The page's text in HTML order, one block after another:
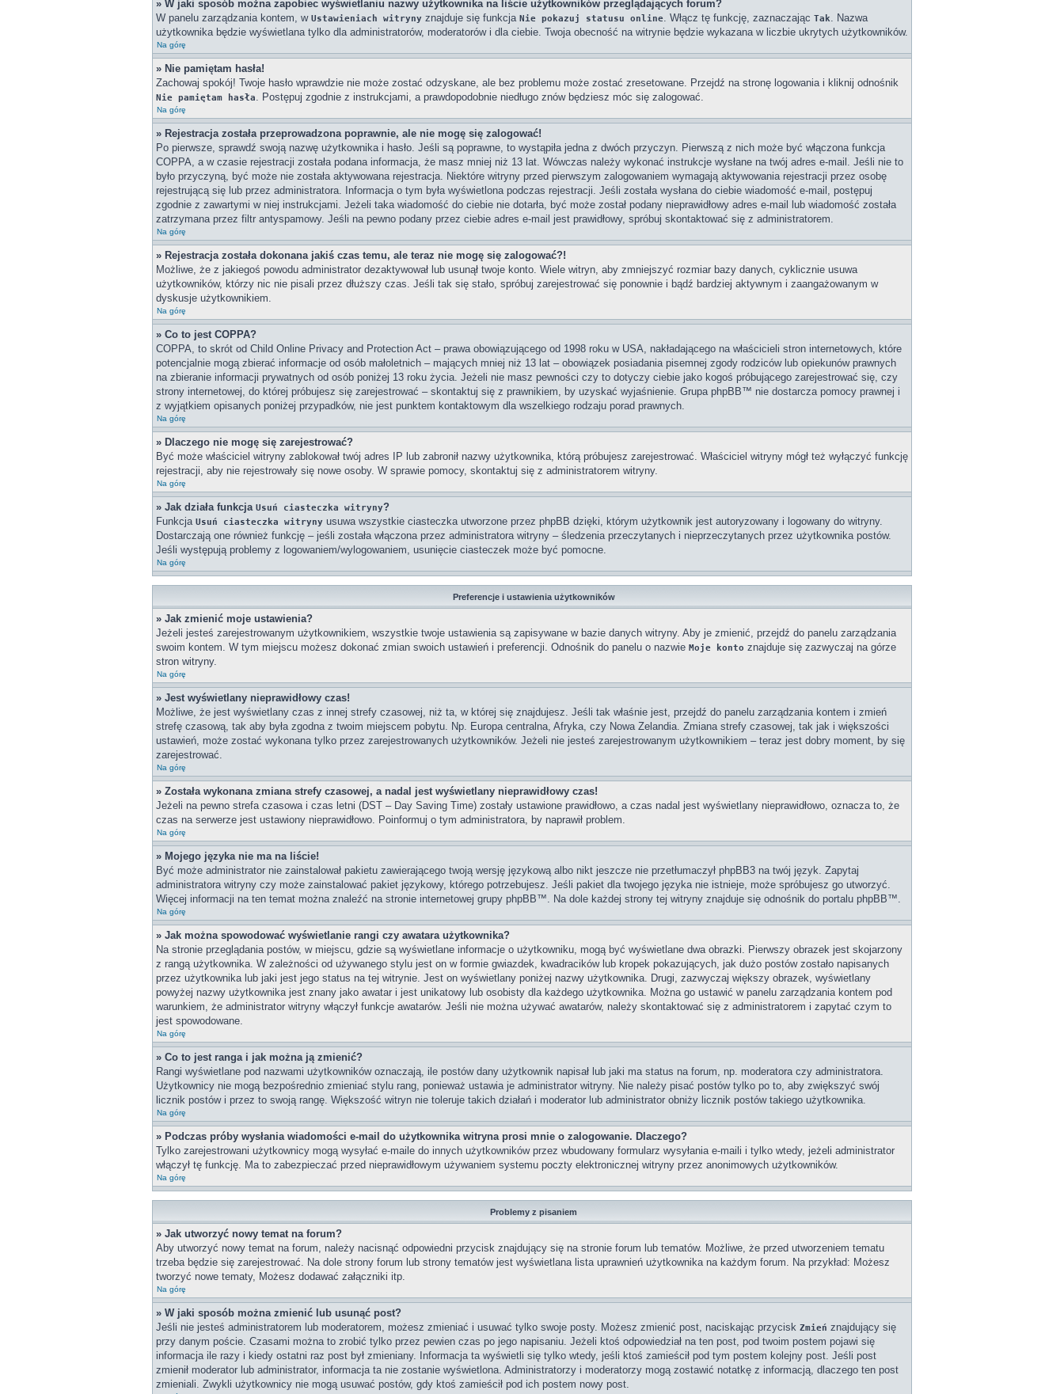
» W jaki sposób można zapobiec wyświetlaniu nazwy użytkownika na liście użytkowników przeglądających forum?
W panelu zarządzania kontem, w Ustawieniach witryny znajduje się funkcja Nie pokazuj statusu online. Włącz tę funkcję, zaznaczając Tak. Nazwa
użytkownika będzie wyświetlana tylko dla administratorów, moderatorów i dla ciebie. Twoja obecność na witrynie będzie wykazana w liczbie ukrytych użytkowników.
Na górę
» Nie pamiętam hasła!
Zachowaj spokój! Twoje hasło wprawdzie nie może zostać odzyskane, ale bez problemu może zostać zresetowane. Przejdź na stronę logowania i kliknij odnośnik
Nie pamiętam hasła. Postępuj zgodnie z instrukcjami, a prawdopodobnie niedługo znów będziesz móc się zalogować.
Na górę
» Rejestracja została przeprowadzona poprawnie, ale nie mogę się zalogować!
Po pierwsze, sprawdź swoją nazwę użytkownika i hasło. Jeśli są poprawne, to wystąpiła jedna z dwóch przyczyn. Pierwszą z nich może być włączona funkcja
COPPA, a w czasie rejestracji została podana informacja, że masz mniej niż 13 lat. Wówczas należy wykonać instrukcje wysłane na twój adres e-mail. Jeśli nie to
było przyczyną, być może nie została aktywowana rejestracja. Niektóre witryny przed pierwszym zalogowaniem wymagają aktywowania rejestracji przez osobę
rejestrującą się lub przez administratora. Informacja o tym była wyświetlona podczas rejestracji. Jeśli została wysłana do ciebie wiadomość e-mail, postępuj
zgodnie z zawartymi w niej instrukcjami. Jeżeli taka wiadomość do ciebie nie dotarła, być może został podany nieprawidłowy adres e-mail lub wiadomość została
zatrzymana przez filtr antyspamowy. Jeśli na pewno podany przez ciebie adres e-mail jest prawidłowy, spróbuj skontaktować się z administratorem.
Na górę
» Rejestracja została dokonana jakiś czas temu, ale teraz nie mogę się zalogować?!
Możliwe, że z jakiegoś powodu administrator dezaktywował lub usunął twoje konto. Wiele witryn, aby zmniejszyć rozmiar bazy danych, cyklicznie usuwa
użytkowników, którzy nic nie pisali przez dłuższy czas. Jeśli tak się stało, spróbuj zarejestrować się ponownie i bądź bardziej aktywnym i zaangażowanym w
dyskusje użytkownikiem.
Na górę
» Co to jest COPPA?
COPPA, to skrót od Child Online Privacy and Protection Act – prawa obowiązującego od 1998 roku w USA, nakładającego na właścicieli stron internetowych, które
potencjalnie mogą zbierać informacje od osób małoletnich – mających mniej niż 13 lat – obowiązek posiadania pisemnej zgody rodziców lub opiekunów prawnych
na zbieranie informacji prywatnych od osób poniżej 13 roku życia. Jeżeli nie masz pewności czy to dotyczy ciebie jako kogoś próbującego zarejestrować się, czy
strony internetowej, do której próbujesz się zarejestrować – skontaktuj się z prawnikiem, by uzyskać wyjaśnienie. Grupa phpBB™ nie dostarcza pomocy prawnej i
z wyjątkiem opisanych poniżej przypadków, nie jest punktem kontaktowym dla wszelkiego rodzaju porad prawnych.
Na górę
» Dlaczego nie mogę się zarejestrować?
Być może właściciel witryny zablokował twój adres IP lub zabronił nazwy użytkownika, którą próbujesz zarejestrować. Właściciel witryny mógł też wyłączyć funkcję
rejestracji, aby nie rejestrowały się nowe osoby. W sprawie pomocy, skontaktuj się z administratorem witryny.
Na górę
» Jak działa funkcja Usuń ciasteczka witryny?
Funkcja Usuń ciasteczka witryny usuwa wszystkie ciasteczka utworzone przez phpBB dzięki, którym użytkownik jest autoryzowany i logowany do witryny.
Dostarczają one również funkcję – jeśli została włączona przez administratora witryny – śledzenia przeczytanych i nieprzeczytanych przez użytkownika postów.
Jeśli występują problemy z logowaniem/wylogowaniem, usunięcie ciasteczek może być pomocne.
Na górę
Preferencje i ustawienia użytkowników
» Jak zmienić moje ustawienia?
Jeżeli jesteś zarejestrowanym użytkownikiem, wszystkie twoje ustawienia są zapisywane w bazie danych witryny. Aby je zmienić, przejdź do panelu zarządzania
swoim kontem. W tym miejscu możesz dokonać zmian swoich ustawień i preferencji. Odnośnik do panelu o nazwie Moje konto znajduje się zazwyczaj na górze
stron witryny.
Na górę
» Jest wyświetlany nieprawidłowy czas!
Możliwe, że jest wyświetlany czas z innej strefy czasowej, niż ta, w której się znajdujesz. Jeśli tak właśnie jest, przejdź do panelu zarządzania kontem i zmień
strefę czasową, tak aby była zgodna z twoim miejscem pobytu. Np. Europa centralna, Afryka, czy Nowa Zelandia. Zmiana strefy czasowej, tak jak i większości
ustawień, może zostać wykonana tylko przez zarejestrowanych użytkowników. Jeżeli nie jesteś zarejestrowanym użytkownikiem – teraz jest dobry moment, by się
zarejestrować.
Na górę
» Została wykonana zmiana strefy czasowej, a nadal jest wyświetlany nieprawidłowy czas!
Jeżeli na pewno strefa czasowa i czas letni (DST – Day Saving Time) zostały ustawione prawidłowo, a czas nadal jest wyświetlany nieprawidłowo, oznacza to, że
czas na serwerze jest ustawiony nieprawidłowo. Poinformuj o tym administratora, by naprawił problem.
Na górę
» Mojego języka nie ma na liście!
Być może administrator nie zainstalował pakietu zawierającego twoją wersję językową albo nikt jeszcze nie przetłumaczył phpBB3 na twój język. Zapytaj
administratora witryny czy może zainstalować pakiet językowy, którego potrzebujesz. Jeśli pakiet dla twojego języka nie istnieje, może spróbujesz go utworzyć.
Więcej informacji na ten temat można znaleźć na stronie internetowej grupy phpBB™. Na dole każdej strony tej witryny znajduje się odnośnik do portalu phpBB™.
Na górę
» Jak można spowodować wyświetlanie rangi czy awatara użytkownika?
Na stronie przeglądania postów, w miejscu, gdzie są wyświetlane informacje o użytkowniku, mogą być wyświetlane dwa obrazki. Pierwszy obrazek jest skojarzony
z rangą użytkownika. W zależności od używanego stylu jest on w formie gwiazdek, kwadracików lub kropek pokazujących, jak dużo postów zostało napisanych
przez użytkownika lub jaki jest jego status na tej witrynie. Jest on wyświetlany poniżej nazwy użytkownika. Drugi, zazwyczaj większy obrazek, wyświetlany
powyżej nazwy użytkownika jest znany jako awatar i jest unikatowy lub osobisty dla każdego użytkownika. Można go ustawić w panelu zarządzania kontem pod
warunkiem, że administrator witryny włączył funkcje awatarów. Jeśli nie można używać awatarów, należy skontaktować się z administratorem i zapytać czym to
jest spowodowane.
Na górę
» Co to jest ranga i jak można ją zmienić?
Rangi wyświetlane pod nazwami użytkowników oznaczają, ile postów dany użytkownik napisał lub jaki ma status na forum, np. moderatora czy administratora.
Użytkownicy nie mogą bezpośrednio zmieniać stylu rang, ponieważ ustawia je administrator witryny. Nie należy pisać postów tylko po to, aby zwiększyć swój
licznik postów i przez to swoją rangę. Większość witryn nie toleruje takich działań i moderator lub administrator obniży licznik postów takiego użytkownika.
Na górę
» Podczas próby wysłania wiadomości e-mail do użytkownika witryna prosi mnie o zalogowanie. Dlaczego?
Tylko zarejestrowani użytkownicy mogą wysyłać e-maile do innych użytkowników przez wbudowany formularz wysyłania e-maili i tylko wtedy, jeżeli administrator
włączył tę funkcję. Ma to zabezpieczać przed nieprawidłowym używaniem systemu poczty elektronicznej witryny przez anonimowych użytkowników.
Na górę
Problemy z pisaniem
» Jak utworzyć nowy temat na forum?
Aby utworzyć nowy temat na forum, należy nacisnąć odpowiedni przycisk znajdujący się na stronie forum lub tematów. Możliwe, że przed utworzeniem tematu
trzeba będzie się zarejestrować. Na dole strony forum lub strony tematów jest wyświetlana lista uprawnień użytkownika na każdym forum. Na przykład: Możesz
tworzyć nowe tematy, Możesz dodawać załączniki itp.
Na górę
» W jaki sposób można zmienić lub usunąć post?
Jeśli nie jesteś administratorem lub moderatorem, możesz zmieniać i usuwać tylko swoje posty. Możesz zmienić post, naciskając przycisk Zmień znajdujący się
przy danym poście. Czasami można to zrobić tylko przez pewien czas po jego napisaniu. Jeżeli ktoś odpowiedział na ten post, pod twoim postem pojawi się
informacja ile razy i kiedy ostatni raz post był zmieniany. Informacja ta wyświetli się tylko wtedy, jeśli ktoś zamieścił pod tym postem kolejny post. Jeśli post
zmienił moderator lub administrator, informacja ta nie zostanie wyświetlona. Administratorzy i moderatorzy mogą zostawić notatkę z informacją, dlaczego ten post
zmieniali. Zwykli użytkownicy nie mogą usuwać postów, gdy ktoś zamieścił pod ich postem nowy post.